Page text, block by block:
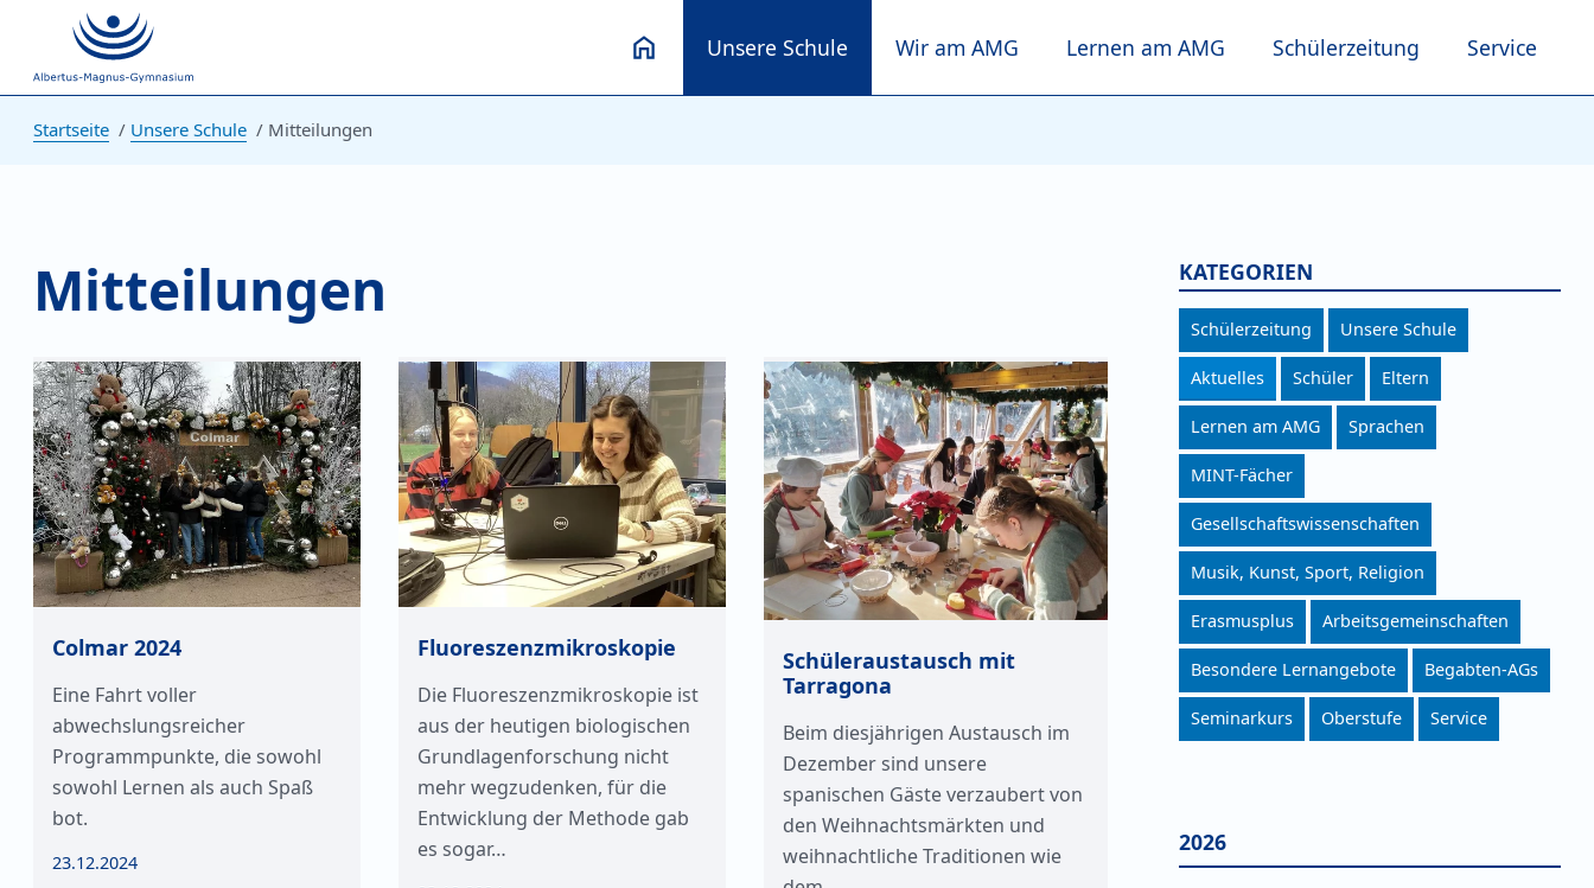
Unsere Schule Wir am AMG Lernen am AMG Schülerzeitung Service
Startseite Unsere Schule Mitteilungen
Mitteilungen
Colmar 2024
Eine Fahrt voller
abwechslungsreicher
Programmpunkte, die sowohl
sowohl Lernen als auch Spaß
bot.
23.12.2024
Fluoreszenzmikroskopie
Die Fluoreszenzmikroskopie ist
aus der heutigen biologischen
Grundlagenforschung nicht
mehr wegzudenken, für die
Entwicklung der Methode gab
es sogar…
Schüleraustausch mit
Tarragona
Beim diesjährigen Austausch im
Dezember sind unsere
spanischen Gäste verzaubert von
den Weihnachtsmärkten und
weihnachtliche Traditionen wie
KATEGORIEN
Schülerzeitung Unsere Schule
Aktuelles Schüler Eltern
Lernen am AMG Sprachen
MINT-Fächer
Gesellschaftswissenschaften
Musik, Kunst, Sport, Religion
Erasmusplus Arbeitsgemeinschaften
Besondere Lernangebote Begabten-AGs
Seminarkurs Oberstufe Service
2026